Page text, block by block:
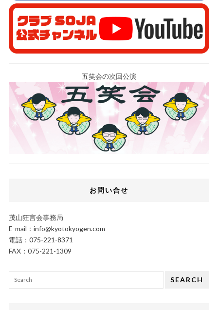
五笑会の次回公演
お問い合せ
茂山狂言会事務局
E-mail： info@kyotokyogen.com
電話： 075-221-8371
FAX：075-221-1309
SEARCH